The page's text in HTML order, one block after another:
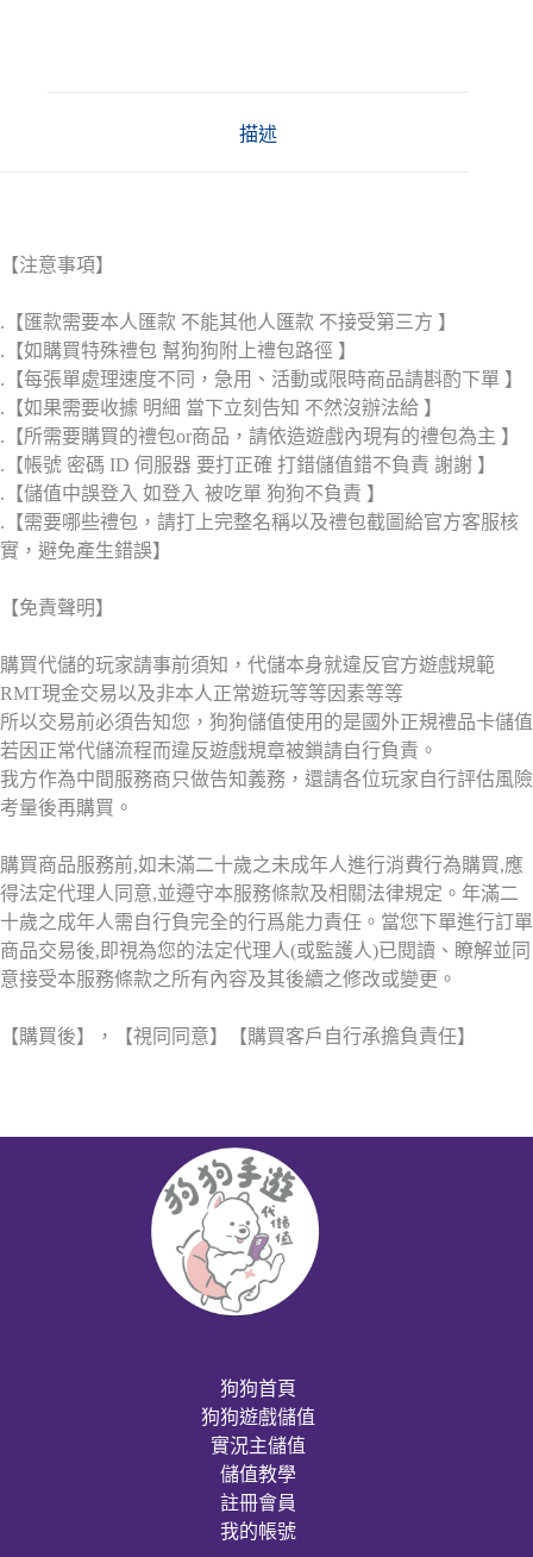
描述
【注意事項】
.【匯款需要本人匯款 不能其他人匯款 不接受第三方 】
.【如購買特殊禮包 幫狗狗附上禮包路徑 】
.【每張單處理速度不同，急用、活動或限時商品請斟酌下單 】
.【如果需要收據 明細 當下立刻告知 不然沒辦法給 】
.【所需要購買的禮包or商品，請依造遊戲內現有的禮包為主 】
.【帳號 密碼 ID 伺服器 要打正確 打錯儲值錯不負責 謝謝 】
.【儲值中誤登入 如登入 被吃單 狗狗不負責 】
.【需要哪些禮包，請打上完整名稱以及禮包截圖給官方客服核
實，避免產生錯誤】
【免責聲明】
購買代儲的玩家請事前須知，代儲本身就違反官方遊戲規範
RMT現金交易以及非本人正常遊玩等等因素等等
所以交易前必須告知您，狗狗儲值使用的是國外正規禮品卡儲值
若因正常代儲流程而違反遊戲規章被鎖請自行負責。
我方作為中間服務商只做告知義務，還請各位玩家自行評估風險
考量後再購買。
購買商品服務前,如未滿二十歲之未成年人進行消費行為購買,應
得法定代理人同意,並遵守本服務條款及相關法律規定。年滿二
十歲之成年人需自行負完全的行爲能力責任。當您下單進行訂單
商品交易後,即視為您的法定代理人(或監護人)已閱讀、瞭解並同
意接受本服務條款之所有內容及其後續之修改或變更。
【購買後】，【視同同意】【購買客戶自行承擔負責任】
狗狗首頁
狗狗遊戲儲值
實況主儲值
儲值教學
註冊會員
我的帳號